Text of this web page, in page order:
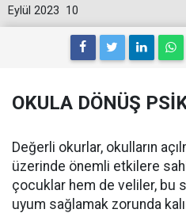
10
Eylül 2023
OKULA DÖNÜŞ
Değerli okurlar, okulların
üzerinde önemli etkilere
çocuklar hem de veliler, bu
uyum sağlamak zorunda